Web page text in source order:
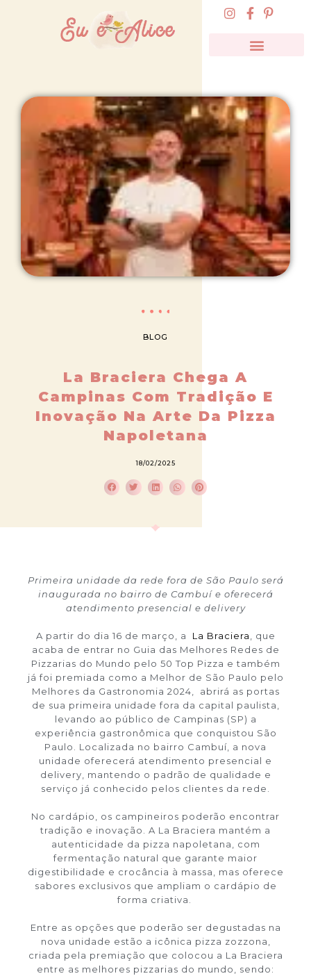
BLOG
La Braciera Chega A
Campinas Com Tradição E
Inovação Na Arte Da Pizza
Napoletana
18/02/2025
Primeira unidade da rede fora de São Paulo será
inaugurada no bairro de Cambuí e oferecerá
atendimento presencial e delivery
A partir do dia 16 de março, a La Braciera , que
acaba de entrar no Guia das Melhores Redes de
Pizzarias do Mundo pelo 50 Top Pizza e também
já foi premiada como a Melhor de São Paulo pelo
Melhores da Gastronomia 2024, abrirá as portas
de sua primeira unidade fora da capital paulista,
levando ao público de Campinas (SP) a
experiência gastronômica que conquistou São
Paulo. Localizada no bairro Cambuí, a nova
unidade oferecerá atendimento presencial e
delivery, mantendo o padrão de qualidade e
serviço já conhecido pelos clientes da rede.
No cardápio, os campineiros poderão encontrar
tradição e inovação. A La Braciera mantém a
autenticidade da pizza napoletana, com
fermentação natural que garante maior
digestibilidade e crocância à massa, mas oferece
sabores exclusivos que ampliam o cardápio de
forma criativa.
Entre as opções que poderão ser degustadas na
nova unidade estão a icônica pizza zozzona,
criada pela premiação que colocou a La Braciera
entre as melhores pizzarias do mundo, sendo: